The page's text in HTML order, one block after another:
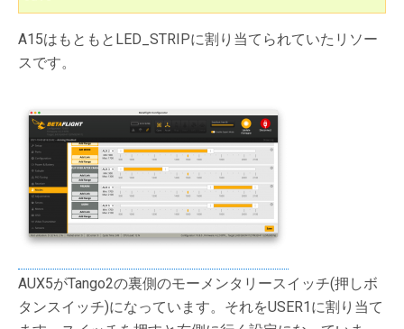
A15はもともとLED_STRIPに割り当てられていたリソー
スです。
AUX5がTango2の裏側のモーメンタリースイッチ(押しボ
タンスイッチ)になっています。それをUSER1に割り当て